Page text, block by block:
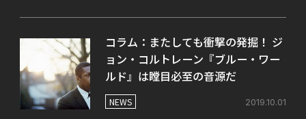
コラム：またしても衝撃の発掘！ ジ
ョン・コルトレーン『ブルー・ワー
ルド』は瞠目必至の音源だ
NEWS 2019.10.01